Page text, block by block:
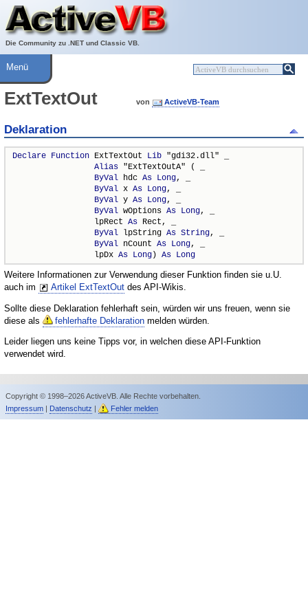
Die Community zu .NET und Classic VB.
Über ActiveVB
Hilfe
Menü
ExtTextOut von ActiveVB-Team
Deklaration
Declare Function ExtTextOut Lib "gdi32.dll" _
Alias "ExtTextOutA" ( _
ByVal hdc As Long, _
ByVal x As Long, _
ByVal y As Long, _
ByVal wOptions As Long, _
                 lpRect
As Rect, _
ByVal lpString As String, _
ByVal nCount As Long, _
                 lpDx
As Long) As Long
Weitere Informationen zur Verwendung dieser Funktion finden sie u.U.
auch im
Artikel ExtTextOut des API-Wikis.
Sollte diese Deklaration fehlerhaft sein, würden wir uns freuen, wenn sie
diese als
fehlerhafte Deklaration melden würden.
Leider liegen uns keine Tipps vor, in welchen diese API-Funktion
verwendet wird.
Copyright © 1998–2026 ActiveVB. Alle Rechte vorbehalten.
Impressum| Datenschutz | Fehler melden